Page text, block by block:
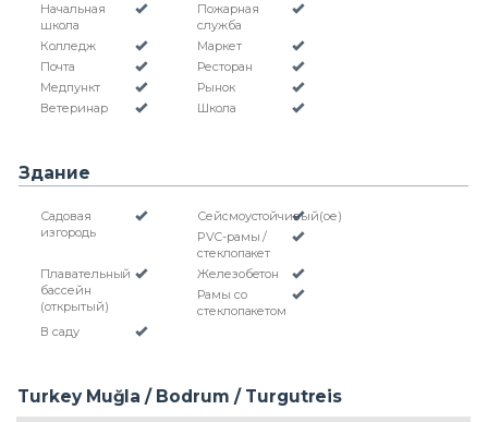
Начальная
школа
Пожарная
служба
Колледж
Маркет
Почта
Ресторан
Медпункт
Рынок
Ветеринар
Школа
Здание
Садовая
изгородь
Сейсмоустойчивый(ое)
PVC-рамы /
стеклопакет
Плавательный
бассейн
(открытый)
Железобетон
Рамы со
стеклопакетом
В саду
Turkey Muğla / Bodrum / Turgutreis